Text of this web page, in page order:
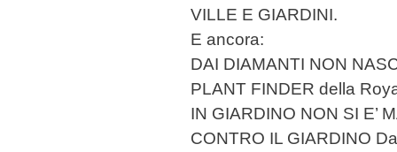
VILLE E GIARDINI.
E ancora:
DAI DIAMANTI NON
PLANT FINDER della
IN GIARDINO NON SI E’
CONTRO IL GIARDINO